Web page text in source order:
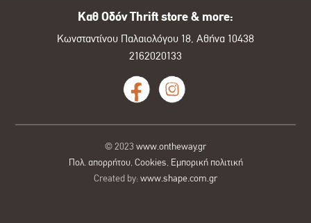
Καθ Οδόν Thrift store & more:
Κωνσταντίνου Παλαιολόγου 18, Αθήνα 10438
2162020133
© 2023 www.ontheway.gr
Πολ. απορρήτου,Cookies, Εμπορική πολιτική
Created by:www.shape.com.gr